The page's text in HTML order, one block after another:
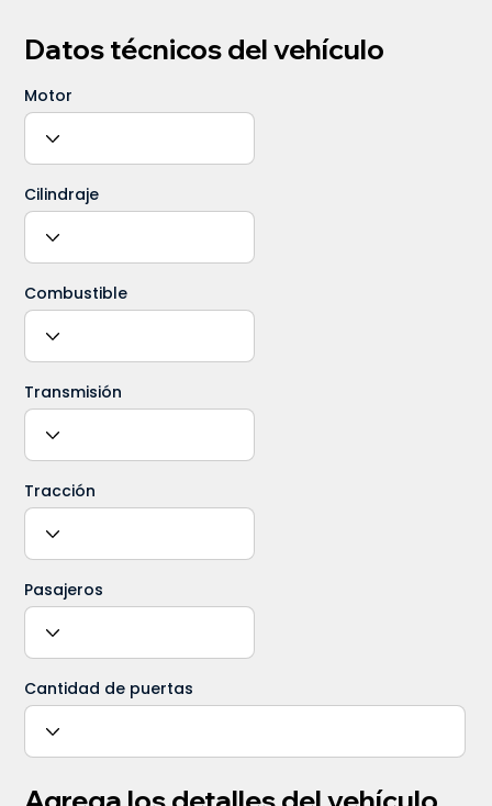
Datos técnicos del vehículo
Motor
Cilindraje
Combustible
Transmisión
Tracción
Pasajeros
Cantidad de puertas